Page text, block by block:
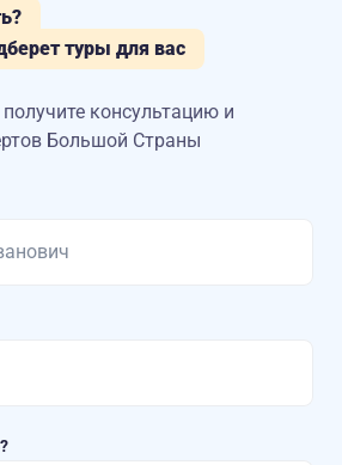
туры для вас
консультацию и
Большой Страны